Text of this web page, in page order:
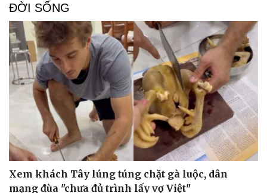
ĐỜI SỐNG
Xem khách Tây lúng túng chặt gà luộc, dân
mạng đùa "chưa đủ trình lấy vợ Việt"